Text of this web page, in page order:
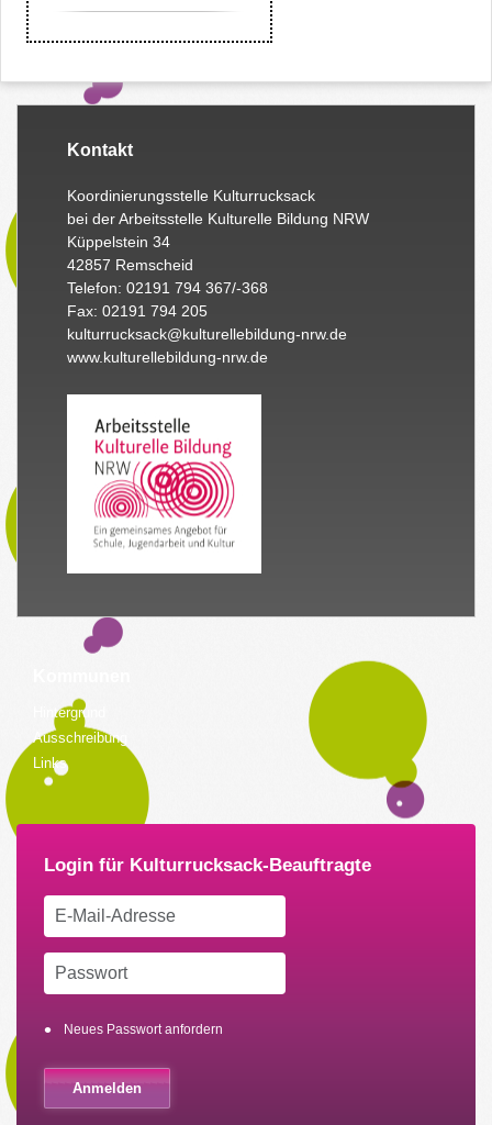
Kontakt
Koordinierungsstelle Kulturrucksack
bei der Arbeitsstelle Kulturelle Bildung NRW
Küppelstein 34
42857 Remscheid
Telefon: 02191 794 367/-368
Fax: 02191 794 205
kulturrucksack@kulturellebildung-nrw.de
www.kulturellebildung-nrw.de
Hintergrund
Ausschreibung
Links
Neues Passwort anfordern